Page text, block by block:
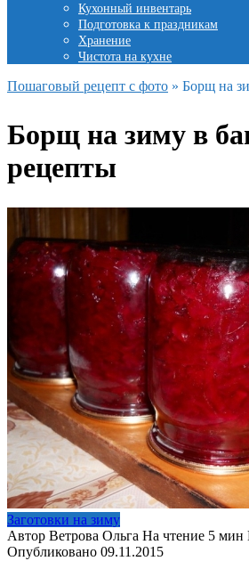
Кухонный инвентарь
Подготовка к праздникам
Хранение
Чистота на кухне
Пошаговый рецепт с фото » Борщ на
Борщ на зиму в
рецепты
Заготовки на зиму
Автор Ветрова Ольга На чтение 5 мин
Опубликовано 09.11.2015